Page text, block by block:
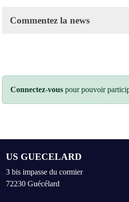
Commentez la news
Connectez-vous pour pouvoir
US GUECELARD
3 bis impasse du cormier
72230 Guécélard